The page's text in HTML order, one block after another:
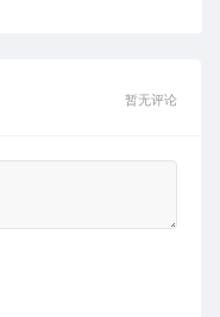
暂无评论